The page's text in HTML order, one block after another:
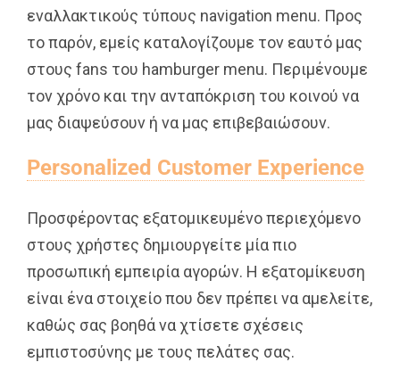
εναλλακτικούς τύπους navigation menu. Προς
το παρόν, εμείς καταλογίζουμε τον εαυτό μας
στους fans του hamburger menu. Περιμένουμε
τον χρόνο και την ανταπόκριση του κοινού να
μας διαψεύσουν ή να μας επιβεβαιώσουν.
Personalized Customer Experience
Προσφέροντας εξατομικευμένο περιεχόμενο
στους χρήστες δημιουργείτε μία πιο
προσωπική εμπειρία αγορών. Η εξατομίκευση
είναι ένα στοιχείο που δεν πρέπει να αμελείτε,
καθώς σας βοηθά να χτίσετε σχέσεις
εμπιστοσύνης με τους πελάτες σας.